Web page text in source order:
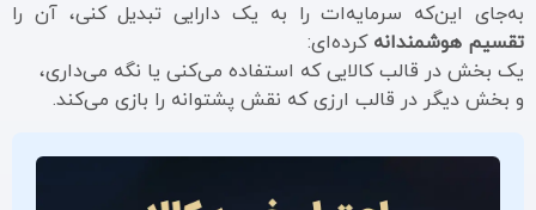
به‌جای این‌که سرمایه‌ات را به یک دارایی تبدیل کنی، آن را
تقسیم هوشمندانه کرده‌ای:
یک بخش در قالب کالایی که استفاده می‌کنی یا نگه می‌داری،
و بخش دیگر در قالب ارزی که نقش پشتوانه را بازی می‌کند.